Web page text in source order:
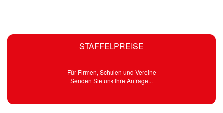
STAFFELPREISE
Für Firmen, Schulen und Vereine
Senden Sie uns Ihre Anfrage...